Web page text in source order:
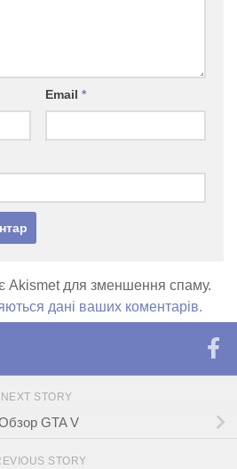
Email *
Akismet для зменшення спаму.
дані ваших коментарів.
NEXT STORY
GTA V
STORY